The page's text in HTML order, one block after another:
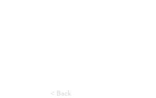
< Back